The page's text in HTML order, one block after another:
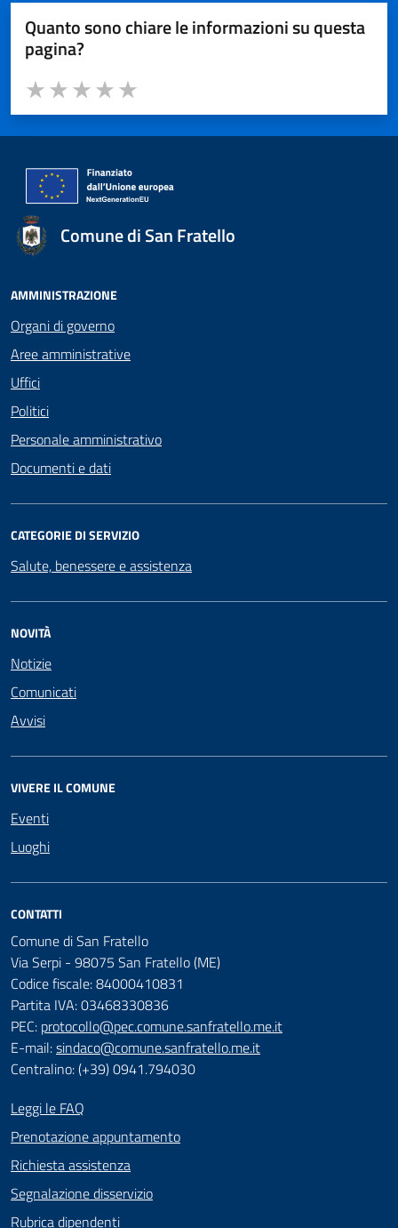
Quanto sono chiare le informazioni su questa
pagina?
Valuta da 1 a 5 stelle la pagina
Valuta 5 stelle su 5
Valuta 4 stelle su 5
Valuta 3 stelle su 5
Valuta 2 stelle su 5
Valuta 1 stelle su 5
Comune di San Fratello
AMMINISTRAZIONE
Organi di governo
Aree amministrative
Uffici
Politici
Personale amministrativo
Documenti e dati
CATEGORIE DI SERVIZIO
Salute, benessere e assistenza
NOVITÀ
Notizie
Comunicati
Avvisi
VIVERE IL COMUNE
Eventi
Luoghi
CONTATTI
Comune di San Fratello
Via Serpi - 98075 San Fratello (ME)
Codice fiscale: 84000410831
Partita IVA: 03468330836
PEC: protocollo@pec.comune.sanfratello.me.it
E-mail:sindaco@comune.sanfratello.me.it
Centralino: (+39) 0941.794030
Leggi le FAQ
Prenotazione appuntamento
Richiesta assistenza
Segnalazione disservizio
Rubrica dipendenti